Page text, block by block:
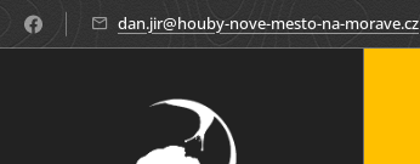
dan.jir@houby-nove-mesto-na-morave.cz